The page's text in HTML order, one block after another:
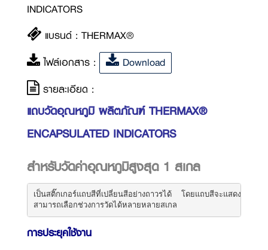
INDICATORS
แบรนด์ : THERMAX®
ไฟล์เอกสาร :
Download
รายละเอียด :
แถบวัดอุณหภูมิ ผลิตภัณฑ์ THERMAX®
ENCAPSULATED INDICATORS
สำหรับวัดค่าอุณหภูมิสูงสุด 1 สเกล
เป็นสติ๊กเกอร์แถบสีที่เปลี่ยนสีอย่างถาวรได้  โดยแถบสีจะแสดงถึงอุ
สามารถเลือกช่วงการวัดได้หลายหลายสเกล
การประยุคใช้งาน